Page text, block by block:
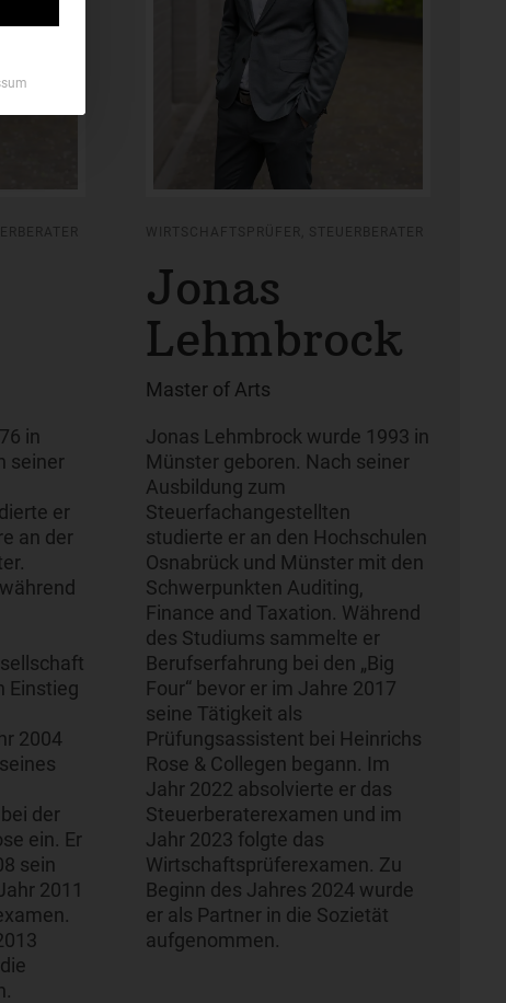
in
seiner
er
an der
Einstieg
2004
der
ein. Er
sein
2011
Jonas
Lehmbrock
Master of Arts
Jonas Lehmbrock wurde 1993 in
Münster geboren. Nach seiner
Ausbildung zum
Steuerfachangestellten
studierte er an den Hochschulen
Osnabrück und Münster mit den
Schwerpunkten Auditing,
Finance and Taxation. Während
des Studiums sammelte er
Berufserfahrung bei den „Big
Four“ bevor er im Jahre 2017
seine Tätigkeit als
Prüfungsassistent bei Heinrichs
Rose & Collegen begann. Im
Jahr 2022 absolvierte er das
Steuerberaterexamen und im
Jahr 2023 folgte das
Wirtschaftsprüferexamen. Zu
Beginn des Jahres 2024 wurde
er als Partner in die Sozietät
aufgenommen.